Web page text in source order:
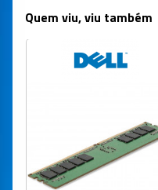
Quem viu, viu também